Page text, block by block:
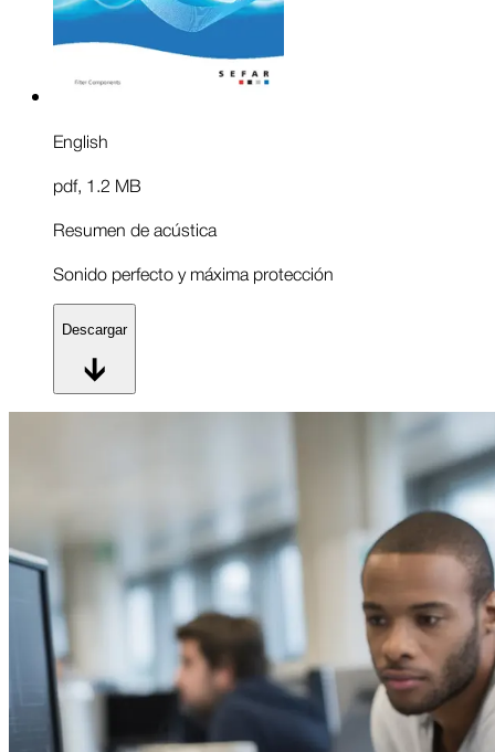
English
pdf, 1.2 MB
Resumen de acústica
Sonido perfecto y máxima protección
Descargar